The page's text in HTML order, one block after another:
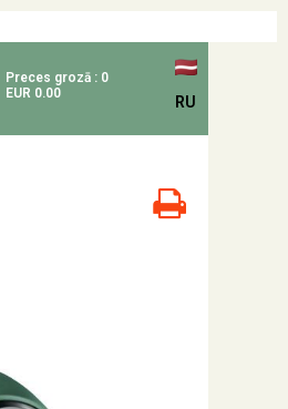
Preces grozā : 0
EUR 0.00
RU